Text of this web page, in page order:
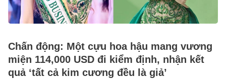
Chấn động: Một cựu hoa hậu mang vương
miện 114,000 USD đi kiểm định, nhận kết
quả ‘tất cả kim cương đều là giả’